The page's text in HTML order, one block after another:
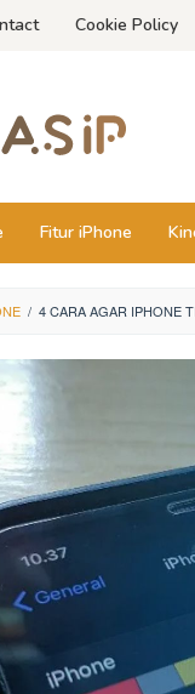
Cookie Policy
Fitur iPhone
/ 4 CARA AGAR IPHONE